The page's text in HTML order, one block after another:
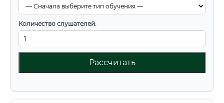
Количество слушателей:
Рассчитать